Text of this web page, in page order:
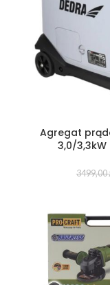
Agregat
3,0/3,3kW
3499,00